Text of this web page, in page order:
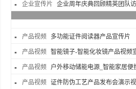
企业宣传片 企业周年庆典回顾精英团队
产品视频 多功能证件阅读器产品宣传片
产品视频 智能镜子-智能化妆镜产品视频
产品视频 户外移动储能电源_智能家居便
产品视频 证件防伪工艺产品发布会演示